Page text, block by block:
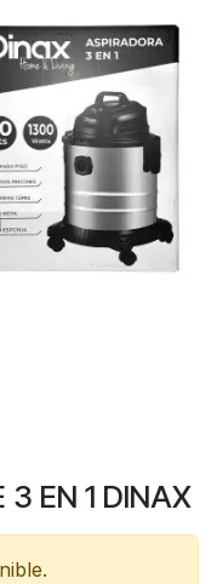
3 EN 1 DINAX